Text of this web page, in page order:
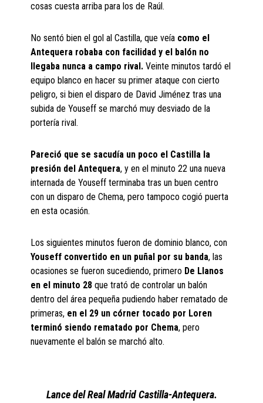
cosas cuesta arriba para los de Raúl.
No sentó bien el gol al Castilla, que veía como el
Antequera robaba con facilidad y el balón no
llegaba nunca a campo rival.Veinte minutos tardó el
equipo blanco en hacer su primer ataque con cierto
peligro, si bien el disparo de David Jiménez tras una
subida de Youseff se marchó muy desviado de la
portería rival.
Pareció que se sacudía un poco el Castilla la
presión del Antequera, y en el minuto 22 una nueva
internada de Youseff terminaba tras un buen centro
con un disparo de Chema, pero tampoco cogió puerta
en esta ocasión.
Los siguientes minutos fueron de dominio blanco, con
Youseff convertido en un puñal por su banda, las
ocasiones se fueron sucediendo, primero De Llanos
en el minuto 28 que trató de controlar un balón
dentro del área pequeña pudiendo haber rematado de
primeras, en el 29 un córner tocado por Loren
terminó siendo rematado por Chema, pero
nuevamente el balón se marchó alto.
Lance del Real Madrid Castilla-Antequera.